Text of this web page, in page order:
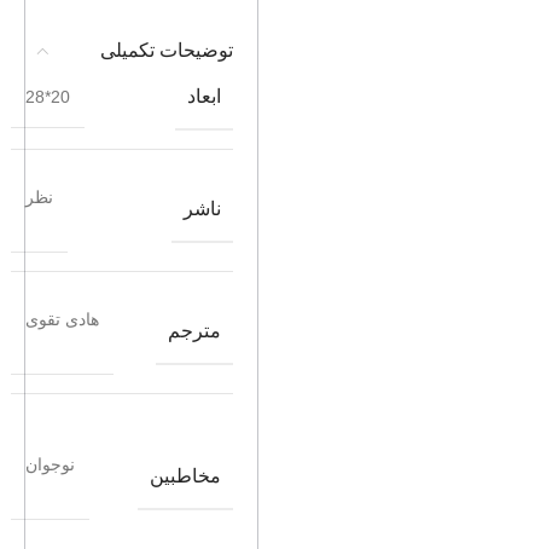
توضیحات تکمیلی
ابعاد 20*28
ناشر
نظر
مترجم
هادی تقوی
مخاطبین
نوجوان